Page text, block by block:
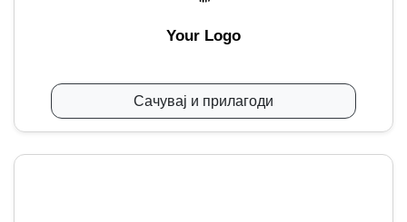
Your Logo
Сачувај и прилагоди